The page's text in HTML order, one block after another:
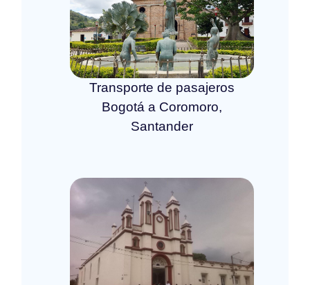
Transporte de pasajeros
Bogotá a Coromoro,
Santander